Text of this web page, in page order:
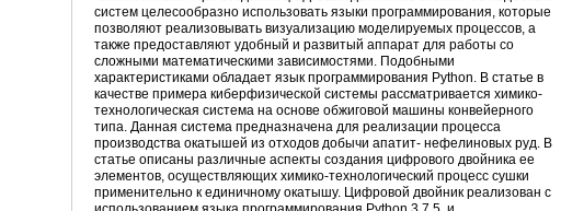
систем целесообразно использовать языки программирования, которые
позволяют реализовывать визуализацию моделируемых процессов, а
также предоставляют удобный и развитый аппарат для работы со
сложными математическими зависимостями. Подобными
характеристиками обладает язык программирования Python. В статье в
качестве примера киберфизической системы рассматривается химико-
технологическая система на основе обжиговой машины конвейерного
типа. Данная система предназначена для реализации процесса
производства окатышей из отходов добычи апатит- нефелиновых руд. В
статье описаны различные аспекты создания цифрового двойника ее
элементов, осуществляющих химико-технологический процесс сушки
применительно к единичному окатышу. Цифровой двойник реализован с